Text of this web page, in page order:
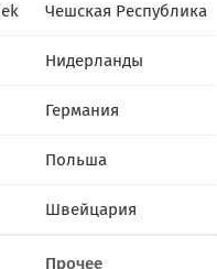
Чешская Республика
Нидерланды
Германия
Польша
Швейцария
Прочее